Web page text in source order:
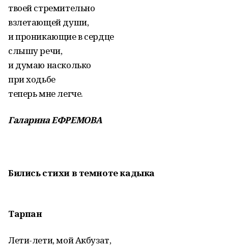
твоей стремительно
взлетающей души,
и проникающие в сердце
слышу речи,
и думаю насколько
при ходьбе
теперь мне легче.
Галарина ЕФРЕМОВА
Бились стихи в темноте кадыка
Тарпан
Лети-лети, мой Акбузат,